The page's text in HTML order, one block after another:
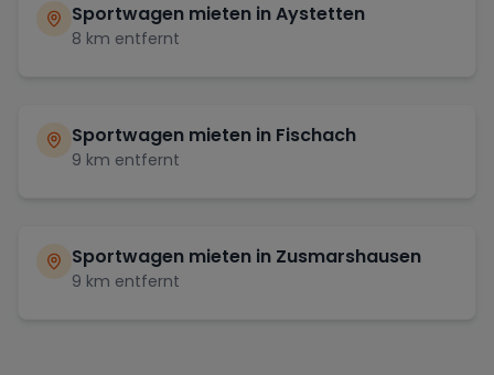
Sportwagen mieten inAystetten
8 km entfernt
Sportwagen mieten in Fischach
9 km entfernt
Sportwagen mieten in Zusmarshausen
9 km entfernt